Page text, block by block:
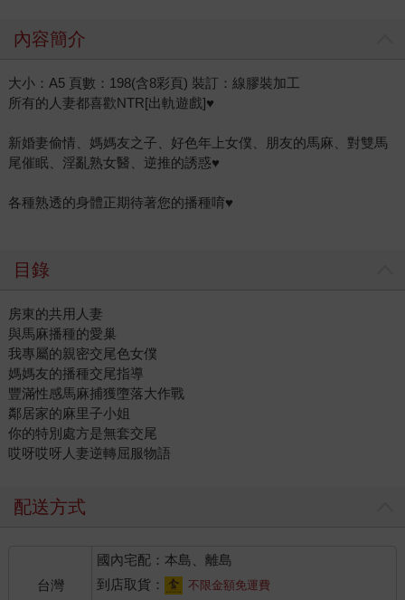
內容簡介
大小：A5 頁數：198(含8彩頁) 裝訂：線膠裝加工
所有的人妻都喜歡NTR[出軌遊戲]♥
新婚妻偷情、媽媽友之子、好色年上女僕、朋友的馬麻、對雙馬
尾催眠、淫亂熟女醫、逆推的誘惑♥
各種熟透的身體正期待著您的播種唷♥
目錄
房東的共用人妻
與馬麻播種的愛巢
我專屬的親密交尾色女僕
媽媽友的播種交尾指導
豐滿性感馬麻捕獲墮落大作戰
鄰居家的麻里子小姐
你的特別處方是無套交尾
哎呀哎呀人妻逆轉屈服物語
配送方式
台灣
國內宅配：本島、離島
到店取貨：
不限金額免運費